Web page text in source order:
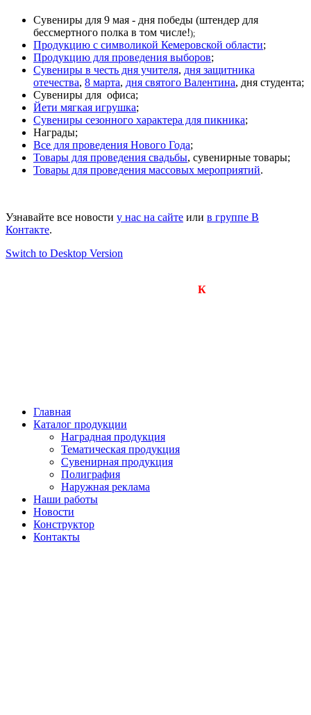
Сувениры для 9 мая - дня победы (штендер для
бессмертного полка в том числе!);
Продукцию с символикой Кемеровской области;
Продукцию для проведения выборов;
Сувениры в честь дня учителя, дня защитника
отечества, 8 марта, дня святого Валентина, дня студента;
Сувениры для офиса;
Йети мягкая игрушка;
Сувениры сезонного характера для пикника;
Награды;
Все для проведения Нового Года;
Товары для проведения свадьбы, сувенирные товары;
Товары для проведения массовых мероприятий.
Узнавайте все новости у нас на сайте или в группе В
Контакте.
Switch to Desktop Version
К
Главная
Каталог продукции
Наградная продукция
Тематическая продукция
Сувенирная продукция
Полиграфия
Наружная реклама
Наши работы
Новости
Конструктор
Контакты